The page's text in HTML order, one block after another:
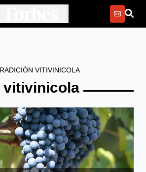
VITIVINICOLA